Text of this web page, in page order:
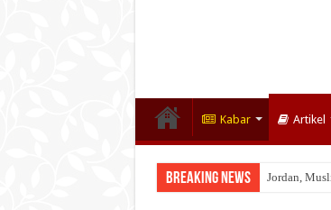
Kabar Artikel
Breaking News Jordan,